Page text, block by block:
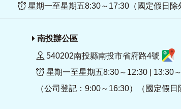
星期一至星期五8:30～17:30（國定假日除
南投辦公區
540202南投縣南投市省府路4號
星期一至星期五8:30～12:30 | 13:30
（公司登記：9:00～16:30）（國定假日